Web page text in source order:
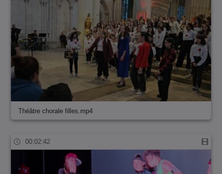
Théâtre chorale filles.mp4
00:02:42